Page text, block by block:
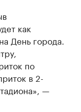
как
День города.
по
в 2-
—